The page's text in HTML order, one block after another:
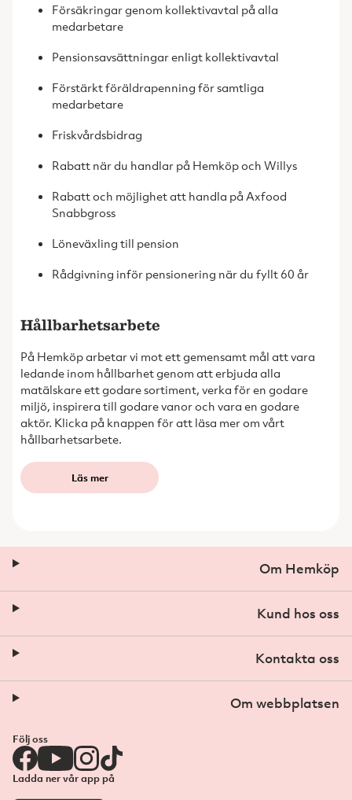
Försäkringar genom kollektivavtal på alla
medarbetare
Pensionsavsättningar enligt kollektivavtal
Förstärkt föräldrapenning för samtliga
medarbetare
Friskvårdsbidrag
Rabatt när du handlar på Hemköp och Willys
Rabatt och möjlighet att handla på Axfood
Snabbgross
Löneväxling till pension
Rådgivning inför pensionering när du fyllt 60 år
Hållbarhetsarbete
På Hemköp arbetar vi mot ett gemensamt mål att vara
ledande inom hållbarhet genom att erbjuda alla
matälskare ett godare sortiment, verka för en godare
miljö, inspirera till godare vanor och vara en godare
aktör. Klicka på knappen för att läsa mer om vårt
hållbarhetsarbete.
Läs mer
Om Hemköp
Kund hos oss
Kontakta oss
Om webbplatsen
Följ oss
Ladda ner vår app på